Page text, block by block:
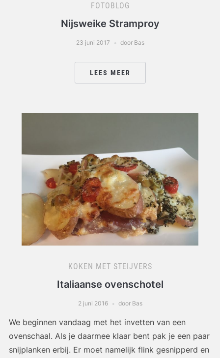
FOTOBLOG
Nijsweike Stramproy
23 juni 2017 door Bas
LEES MEER
KOKEN MET STEIJVERS
Italiaanse ovenschotel
2 juni 2016 door Bas
We beginnen vandaag met het invetten van een
ovenschaal. Als je daarmee klaar bent pak je een paar
snijplanken erbij. Er moet namelijk flink gesnipperd en